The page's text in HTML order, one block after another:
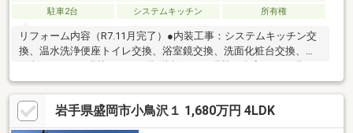
駐車2台
システムキッチン 所有権
リフォーム内容（R7.11月完了）●内装工事：システムキッチン交
換、温水洗浄便座トイレ交換、浴室鏡交換、洗面化粧台交換、洗
面所/トイレCF張替、LDK/2階/階段フロア張替、全室クロス張
替、全室網戸張替、和室畳表替、和室障子張替、給湯器交換、イ
ンターホン設置、火災報知器設置、照明LED交換、内装建具建付
け調整、白アリ調査、アスベスト調査、ハウスクリーニング…な
ど●外構工事：外壁部分補修…など※ケーブルテレビ視聴エリア、
岩手県盛岡市小鳥沢１ 1,680万円 4LDK